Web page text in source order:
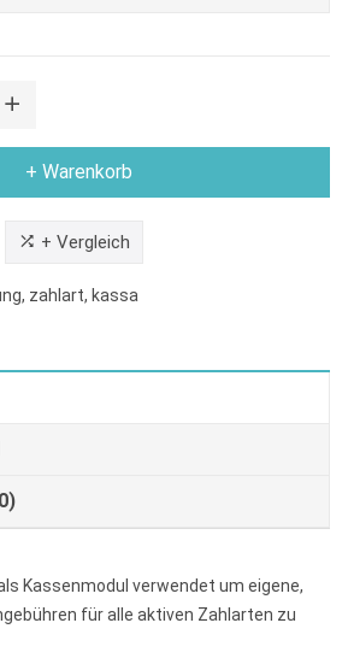
+ Warenkorb
+ Vergleich
, zahlart, kassa
Kassenmodul verwendet um eigene,
für alle aktiven Zahlarten zu